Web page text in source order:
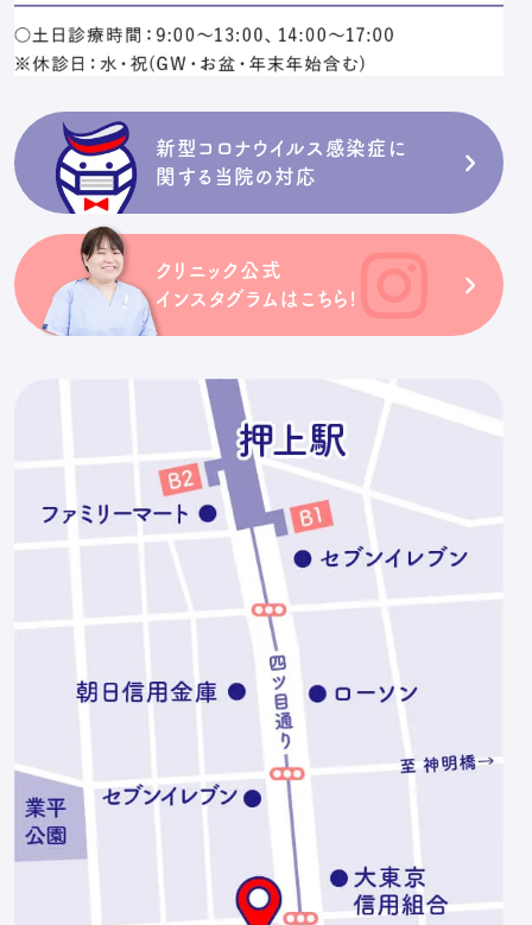
新型コロナウイルス感染症に
関する当院の対応
クリニック公式
インスタグラムはこちら!